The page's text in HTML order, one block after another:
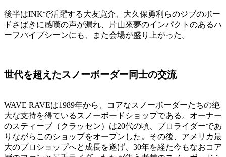
後半はINKで活躍する大友寛介、大久保勇利らのジブのボー
ドさばきに感嘆の声が漏れ、片山來夢のインパクトのあるハ
ーフパイプシーンにも、また会場が盛り上がった。
世代を超えたスノーボーダー同士の交流
WAVE RAVEは1989年から、コアなスノーボーダーたちの絶
大な支持を得ているスノーボードショップである。オーナー
のスティーブ（クラッセン）は20代の頃、プロライダーであ
りながらこのショップをオープンした。その後、アメリカ最
大のプロショップへと成長を遂げ、30年を経た今もなおコア